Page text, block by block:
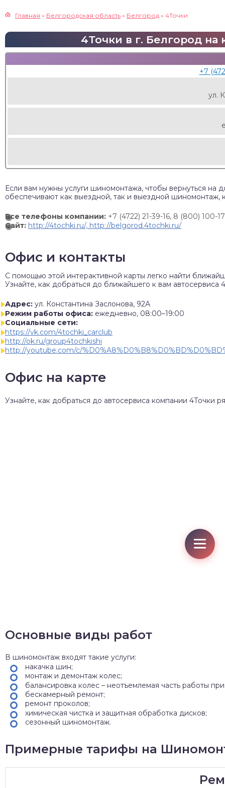
Главная » Белгородская область » Белгород » 4Точки
4Точки в г. Белгород на
+7
ул.
Если вам нужны услуги шиномонтажа, чтобы вернуться
обеспечивают как выездной, так и выездной шиномонтаж,
Все телефоны компании: +7 (4722) 21-39-16, 8 (800) 100-
Сайт: http://4tochki.ru/, http://belgorod.4tochki.ru/
Офис и контакты
C помощью этой интерактивной карты легко найти
Узнайте, как добраться до ближайшего к вам автосервиса
Адрес: ул. Константина Заслонова, 92А
Режим работы офиса: ежедневно, 08:00–19:00
Социальные сети:
https://vk.com/4tochki_carclub
http://ok.ru/group4tochkishi
http://youtube.com/c/
Офис на карте
Узнайте, как добраться до автосервиса компании 4Точки
Основные виды работ
В шиномонтаж входят такие услуги:
накачка шин;
монтаж и демонтаж колес;
балансировка колес – неотъемлемая часть работы
бескамерный ремонт;
ремонт проколов;
химическая чистка и защитная обработка дисков;
сезонный шиномонтаж.
Примерные тарифы на